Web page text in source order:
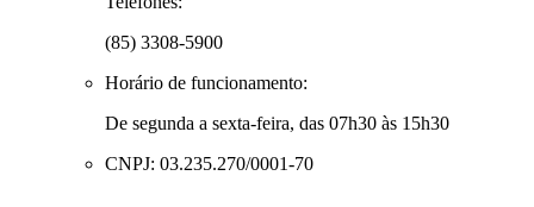
(85) 3308-5900
Horário de funcionamento:
De segunda a sexta-feira, das 07h30 às 15h30
CNPJ: 03.235.270/0001-70